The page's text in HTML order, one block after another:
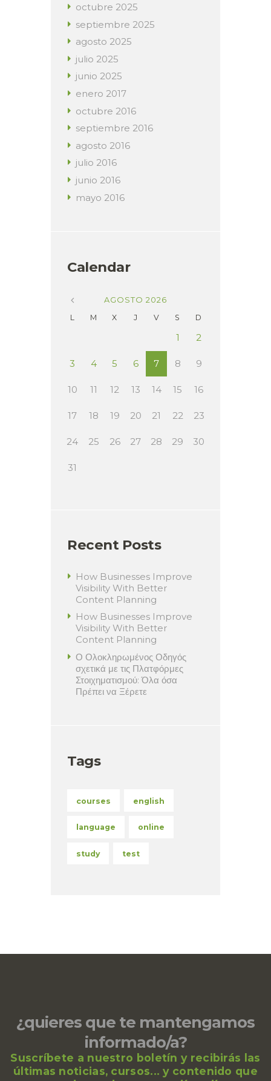
octubre 2025
septiembre 2025
agosto 2025
julio 2025
junio 2025
enero 2017
octubre 2016
septiembre 2016
agosto 2016
julio 2016
junio 2016
mayo 2016
Calendar
AGOSTO 2026
L
M X J V S D
1 2
3 4 5 6 7 8 9
10 11 12 13 14 15 16
17 18 19 20 21 22 23
24 25 26 27 28 29 30
31
Recent Posts
How Businesses Improve
Visibility With Better
Content Planning
How Businesses Improve
Visibility With Better
Content Planning
Ο Ολοκληρωμένος Οδηγός
σχετικά με τις Πλατφόρμες
Στοιχηματισμού: Όλα όσα
Πρέπει να Ξέρετε
Tags
courses english
language online
study test
¿quieres que te mantengamos
informado/a?
Suscríbete a nuestro boletín y recibirás las
últimas noticias, cursos... y contenido que